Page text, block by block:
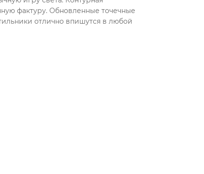
фактуру. Обновленные точечные
отлично впишутся в любой